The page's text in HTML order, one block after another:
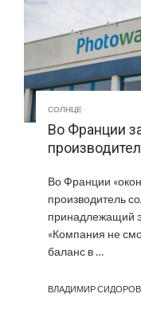
СОЛНЦЕ
Во Франции
Во Франции
производитель
принадлежащий
«Компания не
баланс в …
ВЛАДИМИР